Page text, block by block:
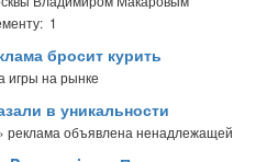
1
бросит курить
игры на рынке
в уникальности
реклама объявлена ненадлежащей